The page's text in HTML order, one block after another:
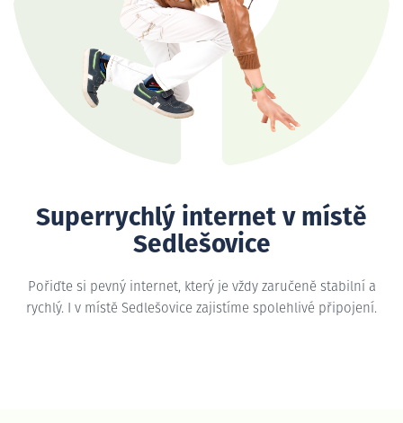
Superrychlý internet v místě
Sedlešovice
Pořiďte si pevný internet, který je vždy zaručeně stabilní a
rychlý. I v místě Sedlešovice zajistíme spolehlivé připojení.